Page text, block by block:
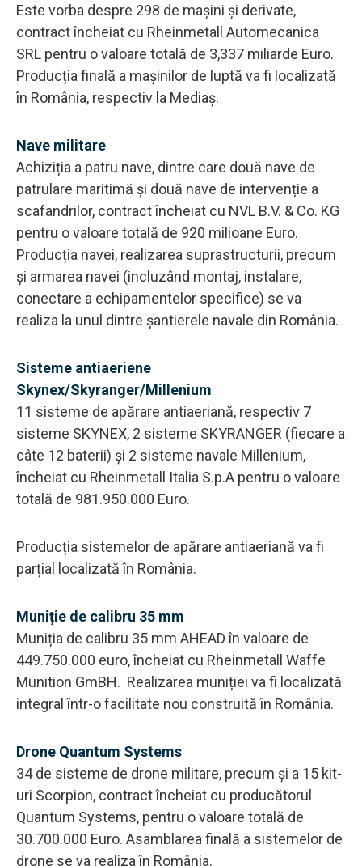
Este vorba despre 298 de mașini și derivate,
contract încheiat cu Rheinmetall Automecanica
SRL pentru o valoare totală de 3,337 miliarde Euro.
Producția finală a mașinilor de luptă va fi localizată
în România, respectiv la Mediaș.
Nave militare
Achiziția a patru nave, dintre care două nave de
patrulare maritimă și două nave de intervenție a
scafandrilor, contract încheiat cu NVL B.V. & Co. KG
pentru o valoare totală de 920 milioane Euro.
Producția navei, realizarea suprastructurii, precum
și armarea navei (incluzând montaj, instalare,
conectare a echipamentelor specifice) se va
realiza la unul dintre șantierele navale din România.
Sisteme antiaeriene
Skynex/Skyranger/Millenium
11 sisteme de apărare antiaeriană, respectiv 7
sisteme SKYNEX, 2 sisteme SKYRANGER (fiecare a
câte 12 baterii) și 2 sisteme navale Millenium,
încheiat cu Rheinmetall Italia S.p.A pentru o valoare
totală de 981.950.000 Euro.
Producția sistemelor de apărare antiaeriană va fi
parțial localizată în România.
Muniție de calibru 35 mm
Muniția de calibru 35 mm AHEAD în valoare de
449.750.000 euro, încheiat cu Rheinmetall Waffe
Munition GmBH. Realizarea muniției va fi localizată
integral într-o facilitate nou construită în România.
Drone Quantum Systems
34 de sisteme de drone militare, precum și a 15 kit-
uri Scorpion, contract încheiat cu producătorul
Quantum Systems, pentru o valoare totală de
30.700.000 Euro. Asamblarea finală a sistemelor de
drone se va realiza în România.